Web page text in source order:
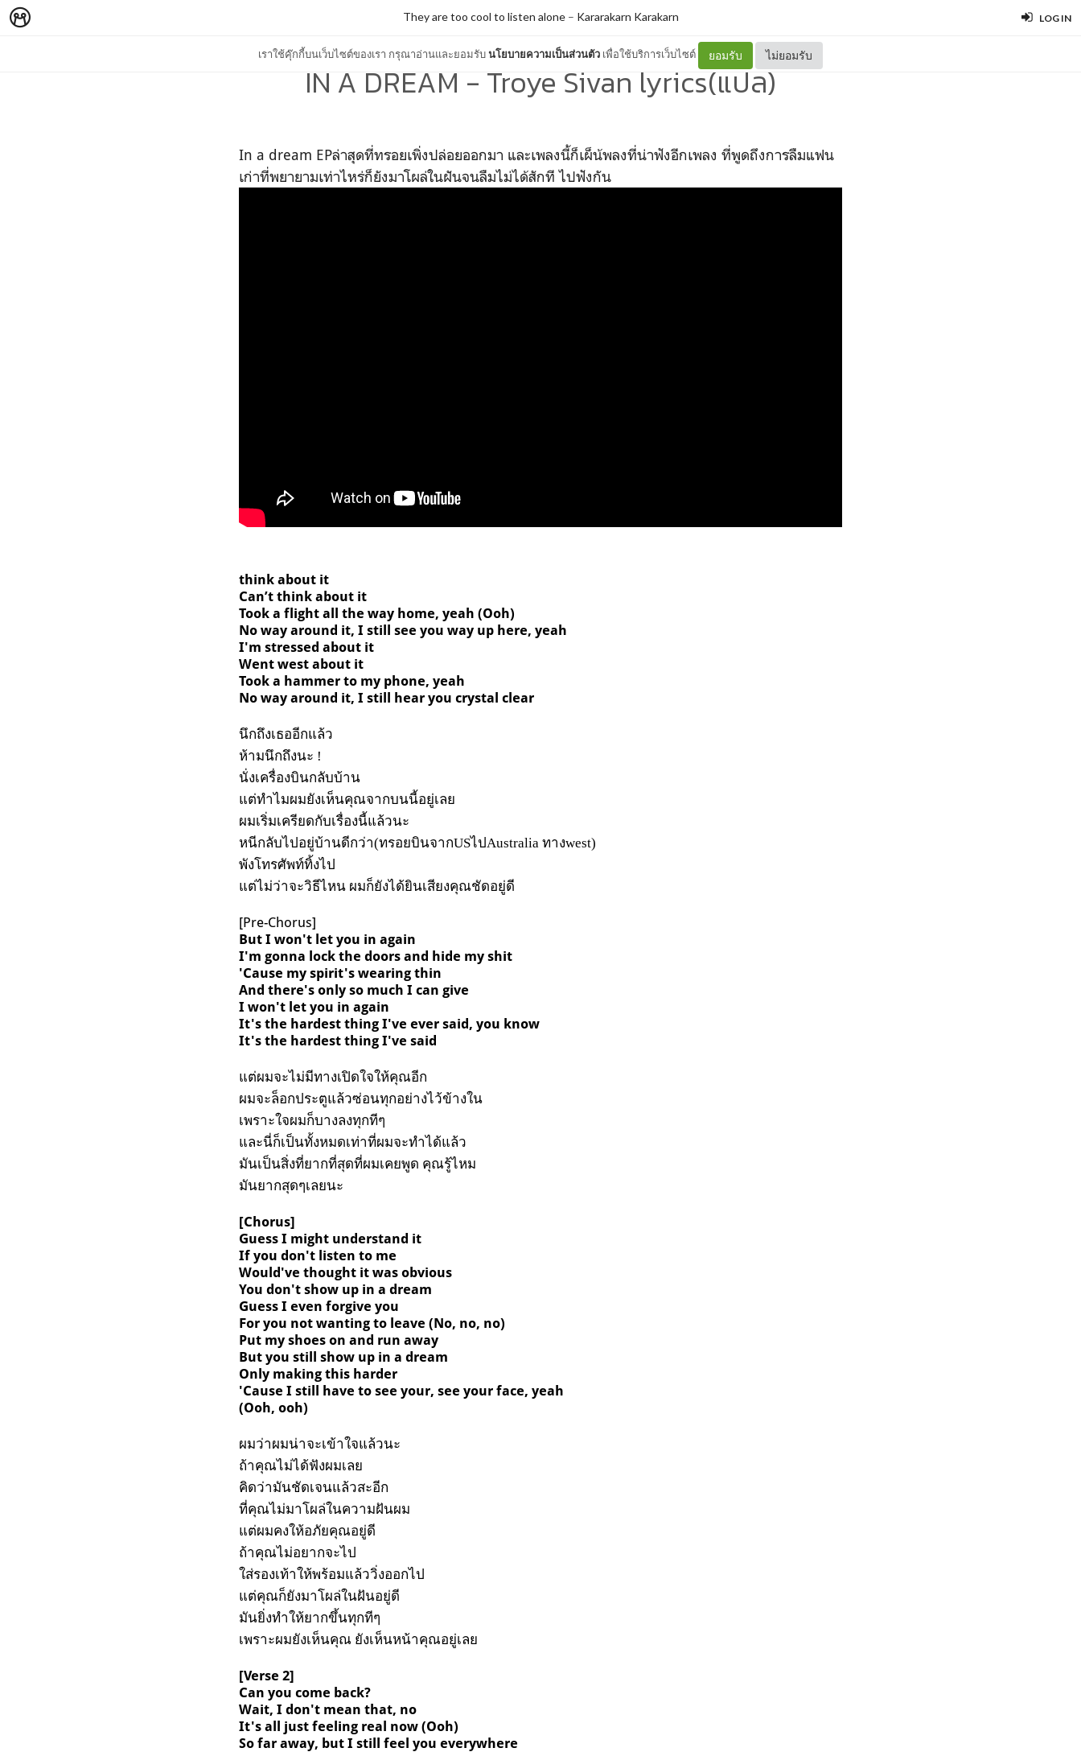
LOG IN
เราใช้คุ๊กกี้บนเว็บไซต์ของเรา กรุณาอ่านและยอมรับนโยบายความเป็นส่วนตัว เพื่อใช้บริการเว็บไซต์ ยอมรับ ไม่ยอมรับ
They are too cool to listen alone– Kararakarn Karakarn
IN A DREAM - Troye Sivan lyrics(แปล)
In a dream EPล่าสุดที่ทรอยเพิ่งปล่อยออกมา และเพลงนี้ก็เผ็น้พลงที่น่าฟังอีกเพลง ที่พูดถึงการลืมแฟน
เก่าที่พยายามเท่าไหร่ก็ยังมาโผล่ในฝันจนลืมไม่ได้สักที ไปฟังกัน
think about it
Can’t think about it
Took a flight all the way home, yeah (Ooh)
No way around it, I still see you way up here, yeah
I'm stressed about it
Went west about it
Took a hammer to my phone, yeah
No way around it, I still hear you crystal clear
นึกถึงเธออีกแล้ว
ห้ามนึกถึงนะ !
นั่งเครื่องบินกลับบ้าน
แต่ทำไมผมยังเห็นคุณจากบนนี้อยู่เลย
ผมเริ่มเครียดกับเรื่องนี้แล้วนะ
หนีกลับไปอยู่บ้านดีกว่า(ทรอยบินจากUSไปAustralia ทางwest)
พังโทรศัพท์ทิ้งไป
แต่ไม่ว่าจะวิธีไหน ผมก็ยังได้ยินเสียงคุณชัดอยู่ดี
[Pre-Chorus]
But I won't let you in again
I'm gonna lock the doors and hide my shit
'Cause my spirit's wearing thin
And there's only so much I can give
I won't let you in again
It's the hardest thing I've ever said, you know
It's the hardest thing I've said
แต่ผมจะไม่มีทางเปิดใจให้คุณอีก
ผมจะล็อกประตูแล้วซ่อนทุกอย่างไว้ข้างใน
เพราะใจผมก็บางลงทุกทีๆ
และนี่ก็เป็นทั้งหมดเท่าที่ผมจะทำได้แล้ว
มันเป็นสิ่งที่ยากที่สุดที่ผมเคยพูด คุณรู้ไหม
มันยากสุดๆเลยนะ
[Chorus]
Guess I might understand it
If you don't listen to me
Would've thought it was obvious
You don't show up in a dream
Guess I even forgive you
For you not wanting to leave (No, no, no)
Put my shoes on and run away
But you still show up in a dream
Only making this harder
'Cause I still have to see your, see your face, yeah
(Ooh, ooh)
ผมว่าผมน่าจะเข้าใจแล้วนะ
ถ้าคุณไม่ได้ฟังผมเลย
คิดว่ามันชัดเจนแล้วสะอีก
ที่คุณไม่มาโผล่ในความฝันผม
แต่ผมคงให้อภัยคุณอยู่ดี
ถ้าคุณไม่อยากจะไป
ใส่รองเท้าให้พร้อมแล้ววิ่งออกไป
แต่คุณก็ยังมาโผล่ในฝันอยู่ดี
มันยิ่งทำให้ยากขึ้นทุกทีๆ
เพราะผมยังเห็นคุณ ยังเห็นหน้าคุณอยู่เลย
[Verse 2]
Can you come back?
Wait, I don't mean that, no
It's all just feeling real now (Ooh)
So far away, but I still feel you everywhere